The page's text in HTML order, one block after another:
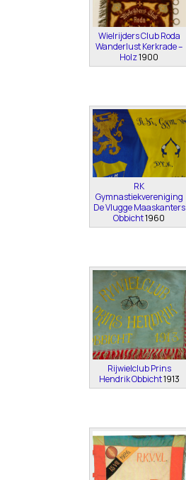
Wielrijders Club Roda
Wanderlust Kerkrade –
Holz1900
RK
Gymnastiekvereniging
De Vlugge Maaskanters
Obbicht1960
Rijwielclub Prins
Hendrik Obbicht1913